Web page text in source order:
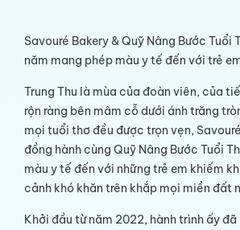
Savouré Bakery & Quỹ Nâng Bước Tuổi
năm mang phép màu y tế đến với trẻ
Trung Thu là mùa của đoàn viên, của
rộn ràng bên mâm cỗ dưới ánh trăng
mọi tuổi thơ đều được trọn vẹn,
đồng hành cùng Quỹ Nâng Bước Tuổi
màu y tế đến với những trẻ em khiếm
cảnh khó khăn trên khắp mọi miền đất
Khởi đầu từ năm 2022, hành trình ấy